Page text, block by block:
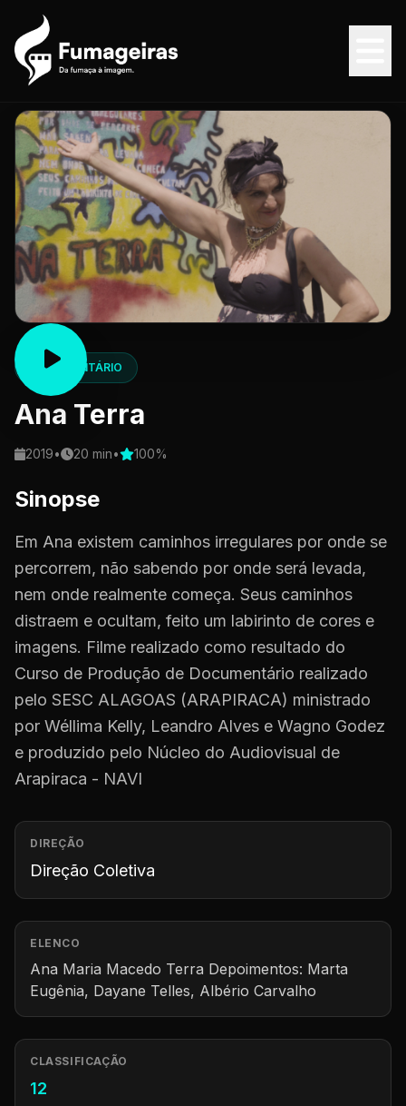
DOCUMENTÁRIO
Ana Terra
2019• 20 min• 100%
Sinopse
Em Ana existem caminhos irregulares por onde se
percorrem, não sabendo por onde será levada,
nem onde realmente começa. Seus caminhos
distraem e ocultam, feito um labirinto de cores e
imagens. Filme realizado como resultado do
Curso de Produção de Documentário realizado
pelo SESC ALAGOAS (ARAPIRACA) ministrado
por Wéllima Kelly, Leandro Alves e Wagno Godez
e produzido pelo Núcleo do Audiovisual de
Arapiraca - NAVI
DIREÇÃO
Direção Coletiva
ELENCO
Ana Maria Macedo Terra Depoimentos: Marta
Eugênia, Dayane Telles, Albério Carvalho
CLASSIFICAÇÃO
12